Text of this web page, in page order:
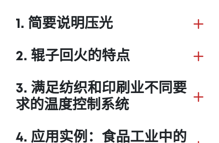
1. 简要说明压光
2. 辊子回火的特点
3. 满足纺织和印刷业不同要
求的温度控制系统
4. 应用实例：食品工业中的